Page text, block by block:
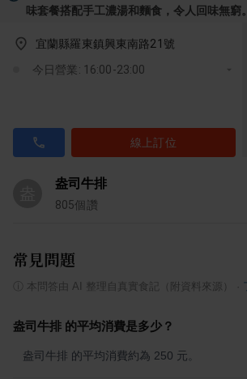
味套餐搭配手工濃湯和麵食，令人回味無窮。
宜蘭縣羅東鎮興東南路21號
今日營業: 16:00-23:00
線上訂位
盎司牛排
805個讚
常見問題
本問答由 AI 整理自真實食記（附資料來源）
盎司牛排 的平均消費是多少？
盎司牛排 的平均消費約為 250 元。